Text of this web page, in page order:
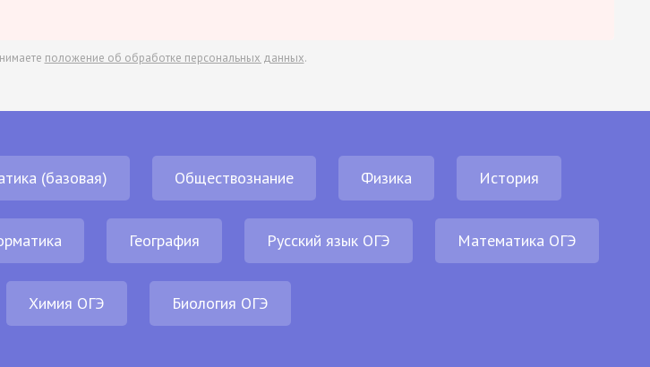
положение об обработке персональных данных.
(базовая) Обществознание Физика История
География Русский язык ОГЭ Математика ОГЭ
Химия ОГЭ Биология ОГЭ